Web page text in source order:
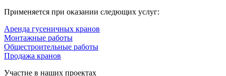
Применяется при оказании следющих услуг:
Аренда гусеничных кранов
Монтажные работы
Общестроительные работы
Продажа кранов
Участие в наших проектах